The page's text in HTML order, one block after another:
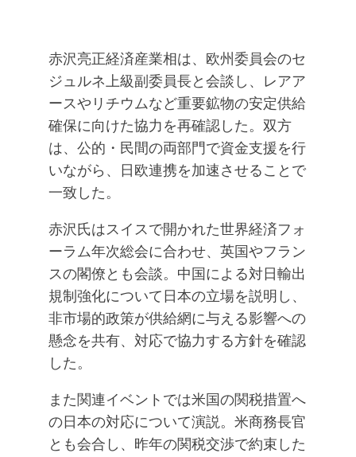
赤沢亮正経済産業相は、欧州委員会のセ
ジュルネ上級副委員長と会談し、レアア
ースやリチウムなど重要鉱物の安定供給
確保に向けた協力を再確認した。双方
は、公的・民間の両部門で資金支援を行
いながら、日欧連携を加速させることで
一致した。
赤沢氏はスイスで開かれた世界経済フォ
ーラム年次総会に合わせ、英国やフラン
スの閣僚とも会談。中国による対日輸出
規制強化について日本の立場を説明し、
非市場的政策が供給網に与える影響への
懸念を共有、対応で協力する方針を確認
した。
また関連イベントでは米国の関税措置へ
の日本の対応について演説。米商務長官
とも会合し、昨年の関税交渉で約束した